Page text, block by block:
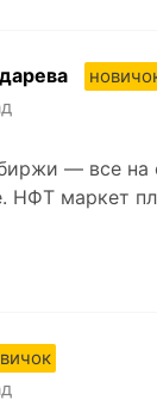
— все на
НФТ маркет